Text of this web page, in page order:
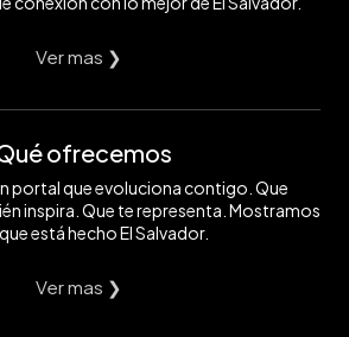
Ver mas ❯
ofrecemos
portal que evoluciona contigo. Que
inspira. Que te representa. Mostramos
está hecho El Salvador.
Ver mas ❯